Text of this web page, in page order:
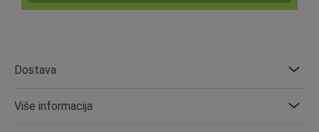
Dostava
Više informacija